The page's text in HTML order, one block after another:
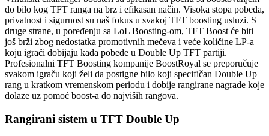
do bilo kog TFT ranga na brz i efikasan način. Visoka stopa pobeda,
privatnost i sigurnost su naš fokus u svakoj TFT boosting usluzi. S
druge strane, u poređenju sa LoL Boosting-om, TFT Boost će biti
još brži zbog nedostatka promotivnih mečeva i veće količine LP-a
koju igrači dobijaju kada pobede u Double Up TFT partiji.
Profesionalni TFT Boosting kompanije BoostRoyal se preporučuje
svakom igraču koji želi da postigne bilo koji specifičan Double Up
rang u kratkom vremenskom periodu i dobije rangirane nagrade koje
dolaze uz pomoć boost-a do najviših rangova.
Rangirani sistem u TFT Double Up